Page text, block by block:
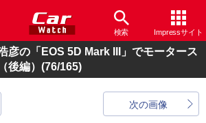
検索 Impressサイト
彦の「EOS 5D Mark III」でモータース
後編） (76/165)
次の画像